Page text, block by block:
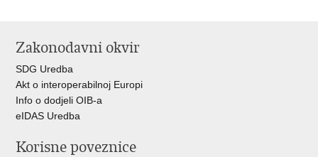
Zakonodavni okvir
SDG Uredba
Akt o interoperabilnoj Europi
Info o dodjeli OIB-a
eIDAS Uredba
Korisne poveznice